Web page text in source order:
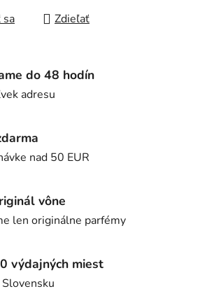
sa Zdieľať
do 48 hodín
adresu
nad 50 EUR
vône
len originálne parfémy
výdajných miest